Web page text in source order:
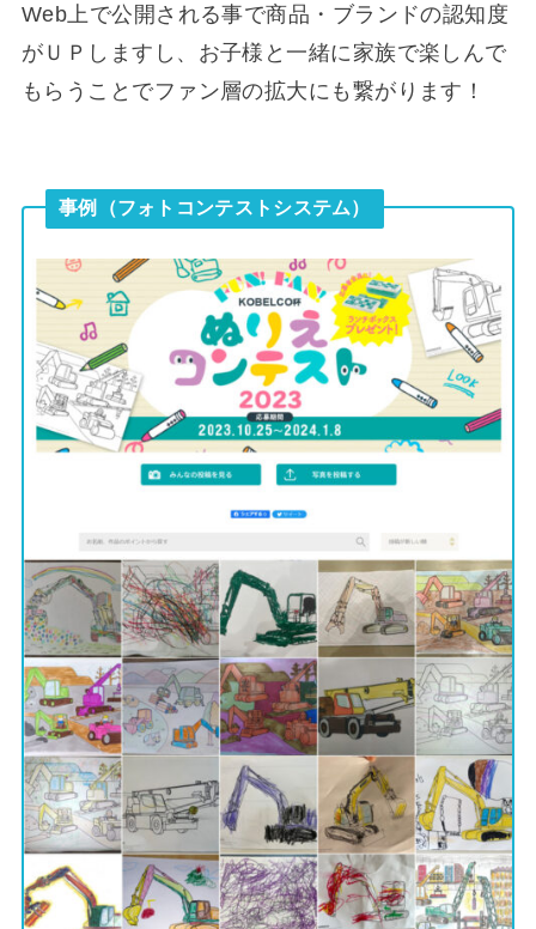
Web上で公開される事で商品・ブランドの認知度
がＵＰしますし、お子様と一緒に家族で楽しんで
もらうことでファン層の拡大にも繋がります！
事例（フォトコンテストシステム）